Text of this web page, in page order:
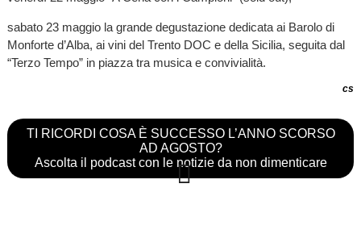
sabato 23 maggio la grande degustazione dedicata ai Barolo di
Monforte d’Alba, ai vini del Trento DOC e della Sicilia, seguita dal
“Terzo Tempo” in piazza tra musica e convivialità.
cs
TI RICORDI COSA È SUCCESSO L’ANNO SCORSO
AD AGOSTO?
Ascolta il podcast con le notizie da non dimenticare